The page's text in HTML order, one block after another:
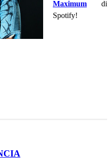
Maximum di
Spotify!